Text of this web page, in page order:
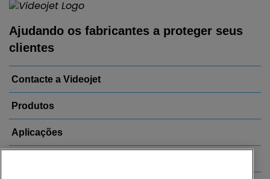
Ajudando os fabricantes a proteger seus
clientes
Contacte a Videojet
Produtos
Aplicações